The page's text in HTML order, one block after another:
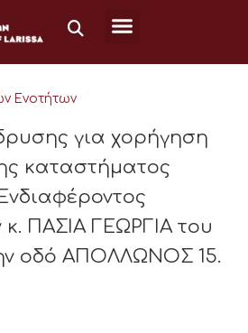
Ενοτήτων
για χορήγηση
καταστήματος
κ. ΠΑΣΙΑ ΓΕΩΡΓΙΑ του
οδό ΑΠΟΛΛΩΝΟΣ 15.